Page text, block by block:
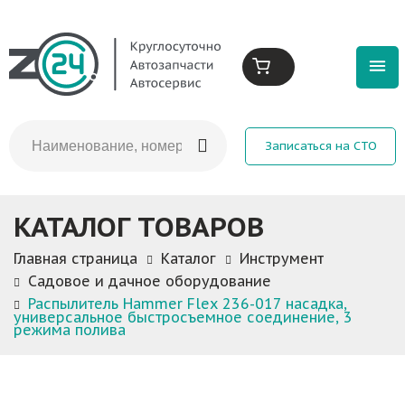
Записаться на СТО
КАТАЛОГ ТОВАРОВ
Главная страница Каталог
Инструмент
Садовое и дачное оборудование
Распылитель Hammer Flex 236-017 насадка,
универсальное быстросъемное соединение, 3
режима полива